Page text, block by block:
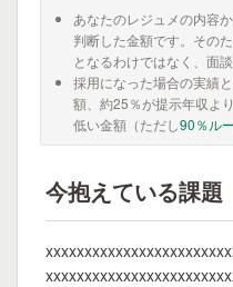
あなたのレジュメの内容
判断した金額です。その
となるわけではなく、面
採用になった場合の実績
額、約25％が提示年収よ
低い金額（ただし90％ル
今抱えている課題